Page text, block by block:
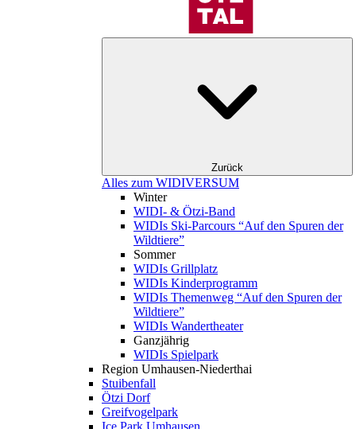
Zurück
Alles zum WIDIVERSUM
Winter
WIDI- & Ötzi-Band
WIDIs Ski-Parcours “Auf den Spuren der
Wildtiere”
Sommer
WIDIs Grillplatz
WIDIs Kinderprogramm
WIDIs Themenweg “Auf den Spuren der
Wildtiere”
WIDIs Wandertheater
Ganzjährig
WIDIs Spielpark
Region Umhausen-Niederthai
Stuibenfall
Ötzi Dorf
Greifvogelpark
Ice Park Umhausen